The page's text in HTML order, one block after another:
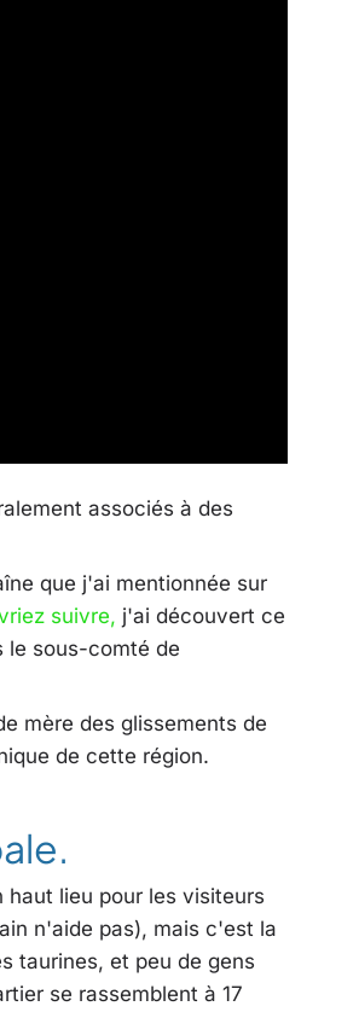
associés à des
que j'ai mentionnée sur
suivre, j'ai découvert ce
le sous-comté de
mère des glissements de
de cette région.
haut lieu pour les visiteurs
n'aide pas), mais c'est la
taurines, et peu de gens
se rassemblent à 17